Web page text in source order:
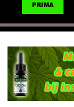
PRIMA